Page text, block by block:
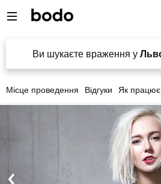
Ви шукаєте враження у
Місце проведення Відгуки Як працює